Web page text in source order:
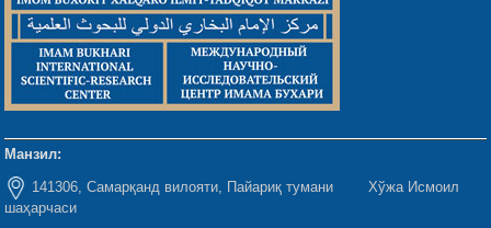
Манзил:
141306, Самарқанд вилояти, Пайариқ тумани Хўжа Исмоил
шаҳарчаси